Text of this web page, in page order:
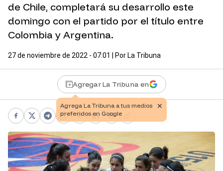
de Chile, completará su desarrollo este
domingo con el partido por el título entre
Colombia y Argentina.
27 de noviembre de 2022 - 07:01 | Por La Tribuna
Agregar La Tribuna en
Facebook
X Telegram
WhatsApp
Pinterest
LinkedIn
PrintCopy link